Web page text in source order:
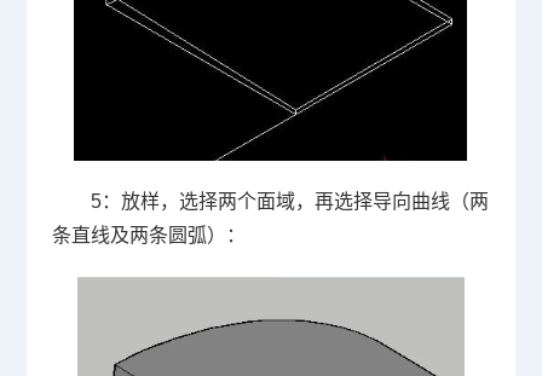
5：放样，选择两个面域，再选择导向曲线（两
条直线及两条圆弧）：